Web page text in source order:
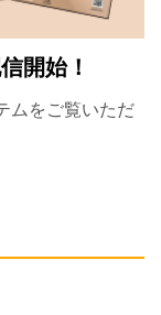
開始！
ムをご覧いただ